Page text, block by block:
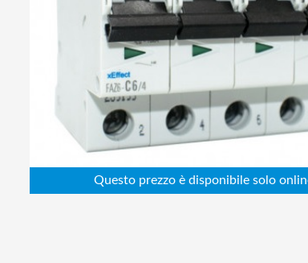
Abbigliamento da lavoro
Alimentatori
Batterie
Elettricità
Cablaggio
Elettronica
Edilizia